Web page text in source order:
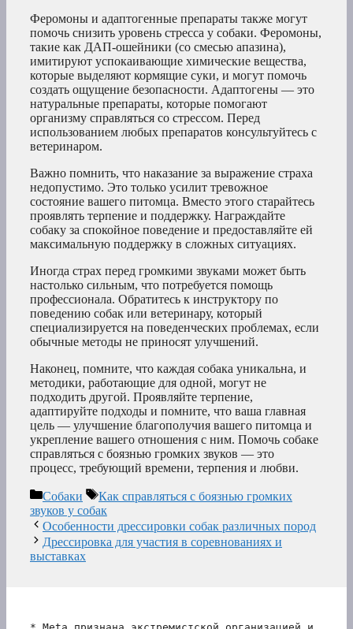
Феромоны и адаптогенные препараты также могут
помочь снизить уровень стресса у собаки. Феромоны,
такие как ДАП-ошейники (со смесью апазина),
имитируют успокаивающие химические вещества,
которые выделяют кормящие суки, и могут помочь
создать ощущение безопасности. Адаптогены — это
натуральные препараты, которые помогают
организму справляться со стрессом. Перед
использованием любых препаратов консультуйтесь с
ветеринаром.
Важно помнить, что наказание за выражение страха
недопустимо. Это только усилит тревожное
состояние вашего питомца. Вместо этого старайтесь
проявлять терпение и поддержку. Награждайте
собаку за спокойное поведение и предоставляйте ей
максимальную поддержку в сложных ситуациях.
Иногда страх перед громкими звуками может быть
настолько сильным, что потребуется помощь
профессионала. Обратитесь к инструктору по
поведению собак или ветеринару, который
специализируется на поведенческих проблемах, если
обычные методы не приносят улучшений.
Наконец, помните, что каждая собака уникальна, и
методики, работающие для одной, могут не
подходить другой. Проявляйте терпение,
адаптируйте подходы и помните, что ваша главная
цель — улучшение благополучия вашего питомца и
укрепление вашего отношения с ним. Помочь собаке
справляться с боязнью громких звуков — это
процесс, требующий времени, терпения и любви.
Рубрики
Собаки Метки
Как справляться с боязнью громких
звуков у собак
Особенности дрессировки собак различных пород
Дрессировка для участия в соревнованиях и
выставках